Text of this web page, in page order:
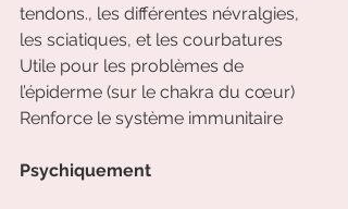
tendons., les différentes névralgies,
les sciatiques, et les courbatures
Utile pour les problèmes de
l’épiderme (sur le chakra du cœur)
Renforce le système immunitaire
Psychiquement